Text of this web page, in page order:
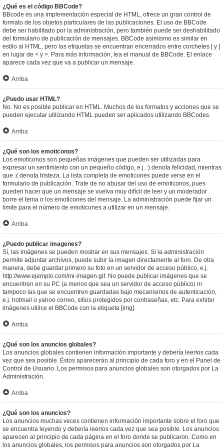
¿Qué es el código BBCode?
BBcode es una implementación especial de HTML, ofrece un gran control de
formato de los objetos particulares de las publicaciones. El uso de BBCode
debe ser habilitado por la administración, pero también puede ser deshabilitado
del formulario de publicación de mensajes. BBCode asimismo es similar en
estilo al HTML, pero las etiquetas se encuentran encerrados entre corchetes [ y ]
en lugar de < y >. Para más información, lea el manual de BBCode. El enlace
aparece cada vez que va a publicar un mensaje.
Arriba
¿Puedo usar HTML?
No. No es posible publicar en HTML. Muchos de los formatos y acciones que se
pueden ejecutar utilizando HTML pueden ser aplicados utilizando BBCodes.
Arriba
¿Qué son los emoticonos?
Los emoticonos son pequeñas imágenes que pueden ser utilizadas para
expresar un sentimiento con un pequeño código, e.j. :) denota felicidad, mientras
que :( denota tristeza. La lista completa de emoticones puede verse en el
formulario de publicación. Trate de no abusar del uso de emoticonos, pues
pueden hacer que un mensaje se vuelva muy difícil de leer y un moderador
borre el tema o los emoticones del mensaje. La administración puede fijar un
límite para el número de emoticones a utilizar en un mensaje.
Arriba
¿Puedo publicar imagenes?
Sí, las imágenes se pueden mostrar en sus mensajes. Si la administración
permite adjuntar archivos, puede subir la imagen directamente al foro. De otra
manera, debe guardar primero su foto en un servidor de acceso público, e.j.
http://www.ejemplo.com/mi-imagen.gif. No puede publicar imágenes que se
encuentren en su PC (a menos que sea un servidor de acceso público) ni
tampoco las que se encuentren guardadas bajo mecanismos de autenticación,
e.j. hotmail o yahoo correo, sitios protegidos por contraseñas, etc. Para exhibir
imágenes utilice el BBCode con la etiqueta [img].
Arriba
¿Qué son los anuncios globales?
Los anuncios globales contienen información importante y debería leerlos cada
vez que sea posible. Éstos aparecerán al principio de cada foro y en el Panel de
Control de Usuario. Los permisos para anuncios globales son otorgados por La
Administración.
Arriba
¿Qué son los anuncios?
Los anuncios muchas veces contienen información importante sobre el foro que
se encuentra leyendo y debería leerlos cada vez que sea posible. Los anuncios
aparecen al principio de cada página en el foro donde se publicaron. Como en
los anuncios globales, los permisos para anuncios son otorgados por La